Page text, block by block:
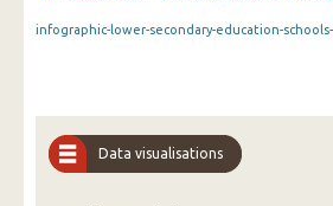
infographic-lower-secondary-education-
Data visualisations